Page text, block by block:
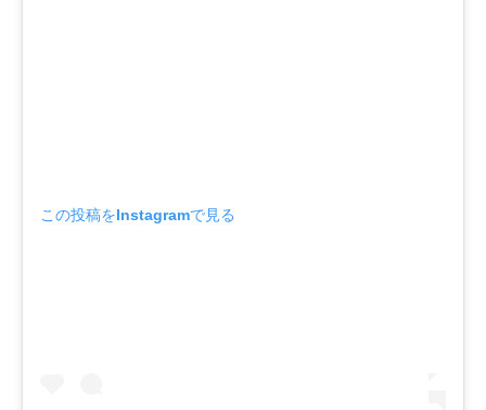
この投稿をInstagramで見る